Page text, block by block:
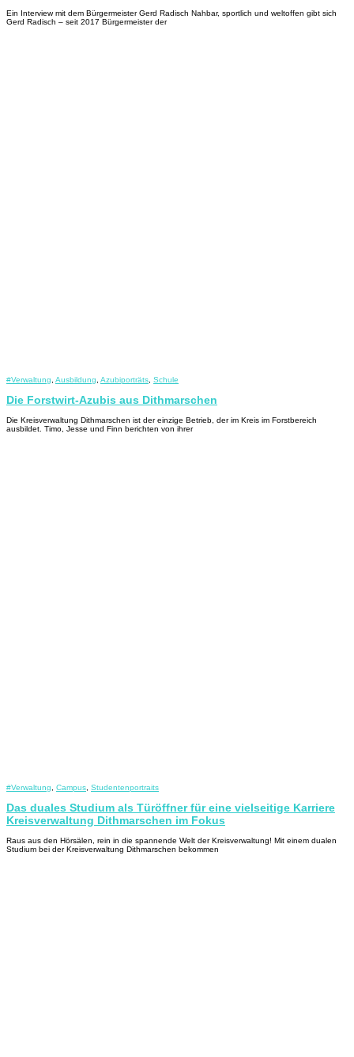
Ein Interview mit dem Bürgermeister Gerd Radisch Nahbar, sportlich und weltoffen gibt sich
Gerd Radisch – seit 2017 Bürgermeister der
#Verwaltung, Ausbildung, Azubiporträts, Schule
Die Forstwirt-Azubis aus Dithmarschen
Die Kreisverwaltung Dithmarschen ist der einzige Betrieb, der im Kreis im Forstbereich
ausbildet. Timo, Jesse und Finn berichten von ihrer
#Verwaltung Campus Studentenportraits
Das duales Studium als Türöffner für eine vielseitige Karriere
Kreisverwaltung Dithmarschen im Fokus
Raus aus den Hörsälen, rein in die spannende Welt der Kreisverwaltung! Mit einem dualen
Studium bei der Kreisverwaltung Dithmarschen bekommen